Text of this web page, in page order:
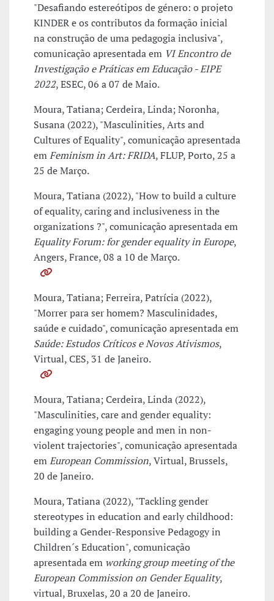
"Desafiando estereótipos de género: o projeto
KINDER e os contributos da formação inicial
na construção de uma pedagogia inclusiva",
comunicação apresentada em VI Encontro de
Investigação e Práticas em Educação - EIPE
2022, ESEC, 06 a 07 de Maio.
Moura, Tatiana; Cerdeira, Linda; Noronha,
Susana (2022), "Masculinities, Arts and
Cultures of Equality", comunicação apresentada
emFeminism in Art: FRIDA, FLUP, Porto, 25 a
25 de Março.
Moura, Tatiana (2022), "How to build a culture
of equality, caring and inclusiveness in the
organizations ?", comunicação apresentada em
Equality Forum: for gender equality in Europe,
Angers, France, 08 a 10 de Março.
Moura, Tatiana; Ferreira, Patrícia (2022),
"Morrer para ser homem? Masculinidades,
saúde e cuidado", comunicação apresentada em
Saúde: Estudos Críticos e Novos Ativismos,
Virtual, CES, 31 de Janeiro.
Moura, Tatiana; Cerdeira, Linda (2022),
"Masculinities, care and gender equality:
engaging young people and men in non-
violent trajectories", comunicação apresentada
emEuropean Commission, Virtual, Brussels,
20 de Janeiro.
Moura, Tatiana (2022), "Tackling gender
stereotypes in education and early childhood:
building a Gender-Responsive Pedagogy in
Children´s Education", comunicação
apresentada em working group meeting of the
European Commission on Gender Equality,
virtual, Bruxelas, 20 a 20 de Janeiro.